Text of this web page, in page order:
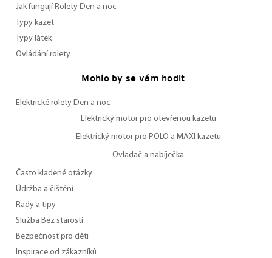
Jak fungují Rolety Den a noc
Typy kazet
Typy látek
Ovládání rolety
Mohlo by se vám hodit
Elektrické rolety Den a noc
Elektrický motor pro otevřenou kazetu
Elektrický motor pro POLO a MAXI kazetu
Ovladač a nabíječka
Často kladené otázky
Údržba a čištění
Rady a tipy
Služba Bez starostí
Bezpečnost pro děti
Inspirace od zákazníků